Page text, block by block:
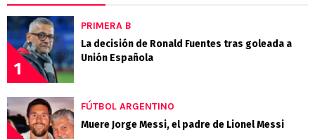
1
PRIMERA B
La decisión de Ronald Fuentes tras goleada a
Unión Española
FÚTBOL ARGENTINO
Muere Jorge Messi, el padre de Lionel Messi